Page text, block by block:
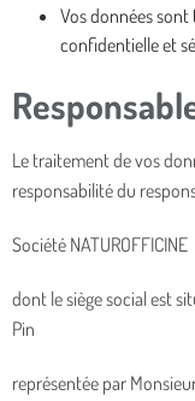
Vos données
confidentielle et
Le traitement de vos
responsabilité du
Société NATUROFFICINE
dont le siège social est
Pin
représentée par